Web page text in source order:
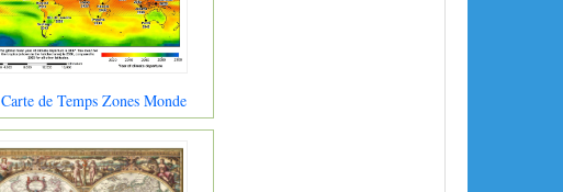
Carte de Temps Zones Monde